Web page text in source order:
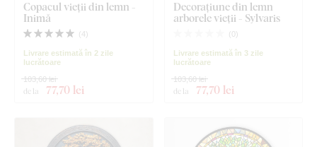
Copacul vieții din lemn -
Inimă
( 4)
Livrare estimată în 2 zile
lucrătoare
de la 77,70 lei
103,60 lei
Decorațiune din lemn
arborele vieții - Sylvaris
( 0)
Livrare estimată în 3 zile
lucrătoare
de la 77,70 lei
103,60 lei